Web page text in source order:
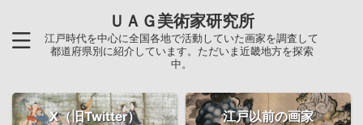
ＵＡＧ美術家研究所
江戸時代を中心に全国各地で活動していた画家を調査して
都道府県別に紹介しています。ただいま近畿地方を探索
中。
X（旧Twitter） 江戸以前の画家